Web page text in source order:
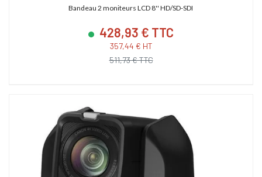
Bandeau 2 moniteurs LCD 8'' HD/SD-SDI
428,93 € TTC
357,44 € HT
511,73 € TTC